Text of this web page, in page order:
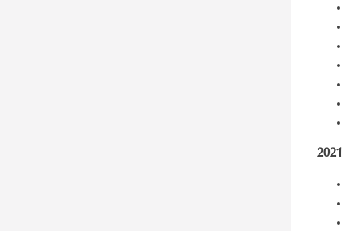
​​​2021